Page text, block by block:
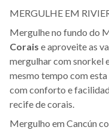
MERGULHE EM
Mergulhe no fundo do
Corais e aproveite as
mergulhar com snorkel
mesmo tempo com
com conforto e
recife de corais.
Mergulho em Cancún